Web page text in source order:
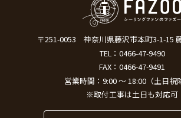
神奈川県藤沢市本町3-1-15
TEL： 0466-47-9490
営業時間：9:00 ～ 18:00（土日祝
※取付工事は土日も対応可
電話でお問い合わせ
メールでお問い合わせ